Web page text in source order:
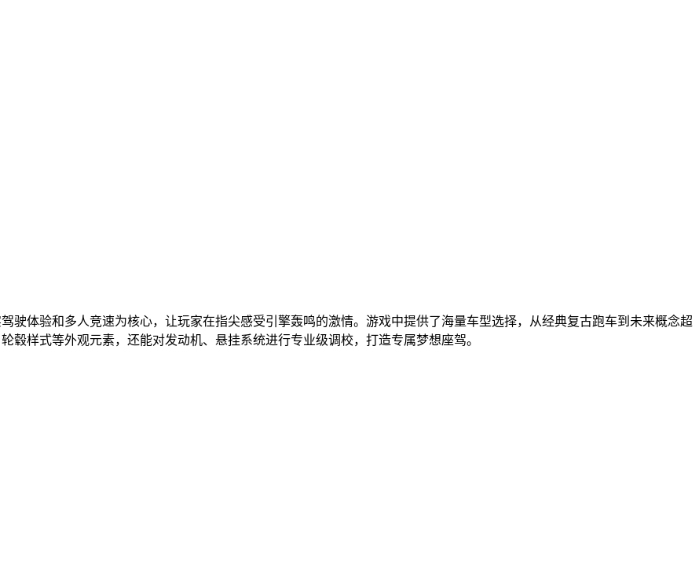
驶体验和多人竞速为核心，让玩家在指尖感受引擎轰鸣的激情。游戏中提供了海量车型选择，从经典复古跑车到未来概念超
毂样式等外观元素，还能对发动机、悬挂系统进行专业级调校，打造专属梦想座驾。